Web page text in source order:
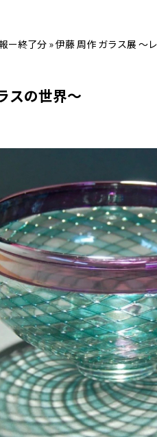
ー終了分 »伊藤 周作 ガラス展 〜
スの世界〜